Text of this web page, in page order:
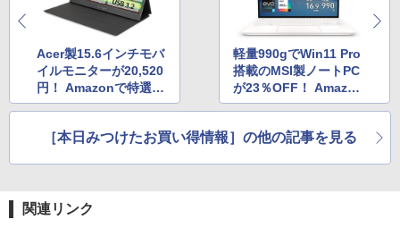
Acer製15.6インチモバ
イルモニターが20,520
円！ Amazonで特選タ
イムセール価格に
軽量990gでWin11 Pro
搭載のMSI製ノートPC
が23％OFF！ Amazo
nでプライム会員限定
［本日みつけたお買い得情報］の他の記事を見る
関連リンク